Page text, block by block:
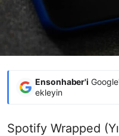
Ensonhaber'i
ekleyin
Spotify Wrapped